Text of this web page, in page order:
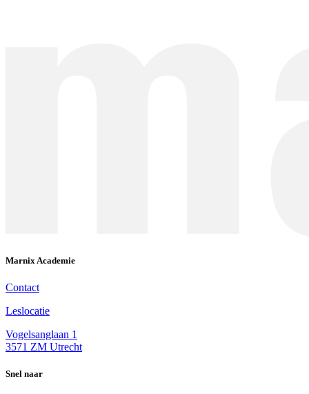
Marnix Academie
Contact
Leslocatie
Vogelsanglaan 1
3571 ZM Utrecht
Snel naar